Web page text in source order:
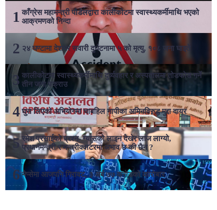
काँग्रेस महामन्त्री पौडेलद्वारा कालीकोटमा स्वास्थ्यकर्मीमाथि भएको
आक्रमणको निन्दा
२४ घण्टामा देशभर सवारी दुर्घटनामा ५ को मृत्यु, १०८ जना घाइते
कालीकोटमा स्वास्थ्यकर्मीमाथि दुर्व्यवहार र अस्पतालमा तोडफोड गर्ने
तीन जना पक्राउ
घुस लिएको अभियोगमा चाबहिल नापीका अमिनविरुद्ध मुद्दा दायर
रमेश प्रसाईको प्रश्न- ग्यासको लाइन देखेर लाज लाग्यो,
प्रधानमन्त्री र मन्त्रीक्वाटरमा अभाव छ की छैन ?
नेप्सेमा आजपनि गिरावट, ३ अर्ब ७७ करोडको कारोबार